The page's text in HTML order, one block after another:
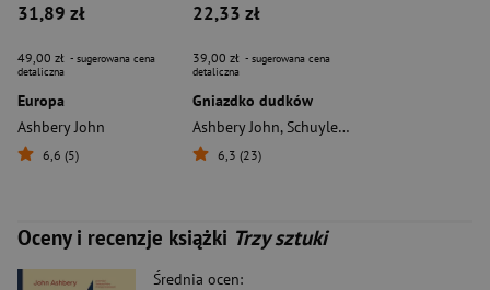
31,89 zł
49,00 zł - sugerowana cena
detaliczna
Europa
Ashbery John
6,6 (5)
22,33 zł
39,00 zł - sugerowana cena
detaliczna
Gniazdko dudków
Ashbery John, Schuyler James
6,3 (23)
Oceny i recenzje książki Trzy sztuki
Średnia ocen: